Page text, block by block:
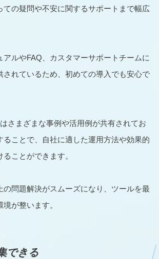
ての疑問や不安に関するサポートまで幅広
アルやFAQ、カスタマーサポートチームに
されているため、初めての導入でも安心で
さまざまな事例や活用例が共有されてお
ることで、自社に適した運用方法や効果的
ことができます。
の問題解決がスムーズになり、ツールを最
が整います。
できる